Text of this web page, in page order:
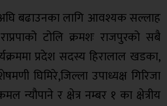
अघि बढाउनका लागि आवश्यक सल्लाह
टोलि क्रमशः राजपुरको सबै
प्रदेश सदस्य हिरालाल खडका,
घिमिरे,जिल्ला उपाध्यक्ष गिरिजा
न्यौपाने र क्षेत्र नम्बर १ का क्षेत्रीय